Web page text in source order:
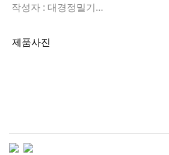
작성자 : 대경정밀기…
제품사진